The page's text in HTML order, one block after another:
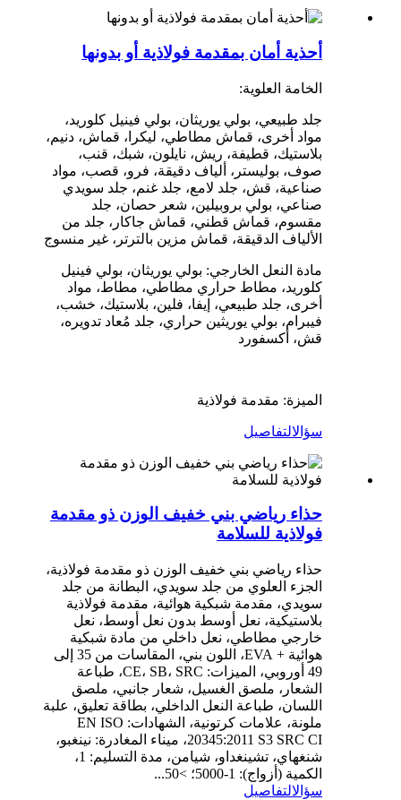
أحذية أمان بمقدمة فولاذية أو بدونها
الخامة العلوية:
جلد طبيعي، بولي يوريثان، بولي فينيل كلوريد،
مواد أخرى، قماش مطاطي، ليكرا، قماش، دنيم،
بلاستيك، قطيفة، ريش، نايلون، شبك، قنب،
صوف، بوليستر، ألياف دقيقة، فرو، قصب، مواد
صناعية، قش، جلد لامع، جلد غنم، جلد سويدي
صناعي، بولي بروبيلين، شعر حصان، جلد
مقسوم، قماش قطني، قماش جاكار، جلد من
الألياف الدقيقة، قماش مزين بالترتر، غير منسوج
مادة النعل الخارجي: بولي يوريثان، بولي فينيل
كلوريد، مطاط حراري مطاطي، مطاط، مواد
أخرى، جلد طبيعي، إيفا، فلين، بلاستيك، خشب،
فيبرام، بولي يوريثين حراري، جلد مُعاد تدويره،
قش، أكسفورد
الميزة: مقدمة فولاذية
سؤالالتفاصيل
حذاء رياضي بني خفيف الوزن ذو مقدمة
فولاذية للسلامة
حذاء رياضي بني خفيف الوزن ذو مقدمة فولاذية،
الجزء العلوي من جلد سويدي، البطانة من جلد
سويدي، مقدمة شبكية هوائية، مقدمة فولاذية
بلاستيكية، نعل أوسط بدون نعل أوسط، نعل
خارجي مطاطي، نعل داخلي من مادة شبكية
هوائية + EVA، اللون بني، المقاسات من 35 إلى
49 أوروبي، الميزات: CE، SB، SRC، طباعة
الشعار، ملصق الغسيل، شعار جانبي، ملصق
اللسان، طباعة النعل الداخلي، بطاقة تعليق، علبة
ملونة، علامات كرتونية، الشهادات: EN ISO
20345:2011 S3 SRC CI، ميناء المغادرة: نينغبو،
شنغهاي، تشينغداو، شيامن، مدة التسليم: 1،
الكمية (أزواج): 1-5000؛ >50...
سؤالالتفاصيل